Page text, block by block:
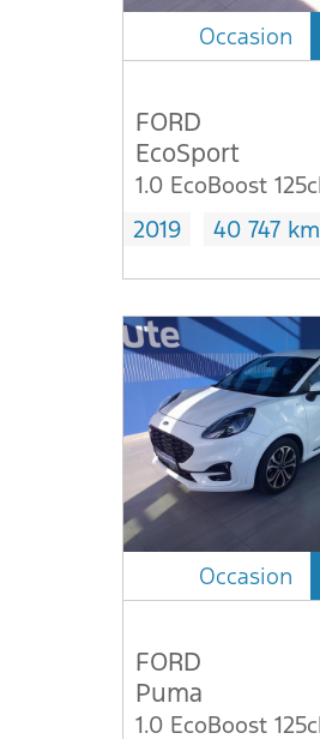
Occasion
FORD
EcoSport
2019
40 747 km
Occasion
FORD
Puma